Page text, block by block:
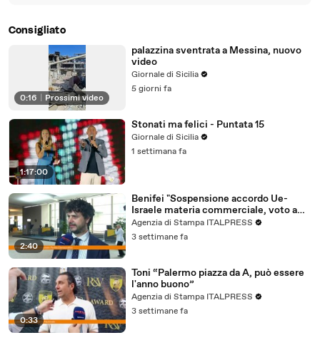
Consigliato
0:16 Prossimi video
palazzina sventrata a Messina, nuovo
video
Giornale di Sicilia
5 giorni fa
1:17:00
Stonati ma felici - Puntata 15
Giornale di Sicilia
1 settimana fa
2:40
Benifei "Sospensione accordo Ue-
Israele materia commerciale, voto a
maggioranza"
Agenzia di Stampa ITALPRESS
3 settimane fa
0:33
Toni “Palermo piazza da A, può essere
l'anno buono”
Agenzia di Stampa ITALPRESS
3 settimane fa